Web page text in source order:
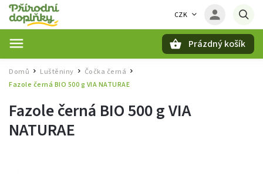
CZK
Prázdný košík
Domů / Luštěniny Čočka černá /
Fazole černá BIO 500 g VIA NATURAE
Fazole černá BIO 500 g VIA
NATURAE